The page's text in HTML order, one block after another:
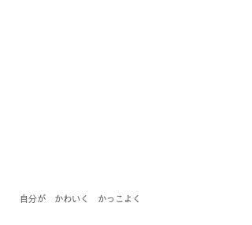
自分が　かわいく　かっこよく